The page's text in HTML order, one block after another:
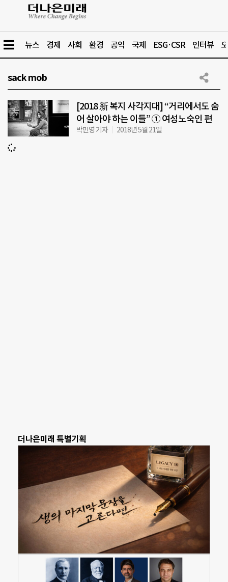
뉴스 경제 사회 환경 공익 국제 ESG·CSR 인터뷰
sack mob
[2018 新 복지 사각지대] “거리에서도 숨
어 살아야 하는 이들” ① 여성노숙인 편
박민영 기자 2018년 5월 21일
더나은미래 특별기획